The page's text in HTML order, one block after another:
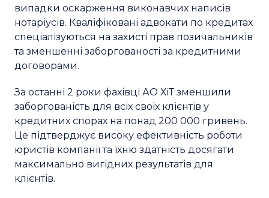
випадки оскарження виконавчих написів
нотаріусів. Кваліфіковані адвокати по кредитах
спеціалізуються на захисті прав позичальників
та зменшенні заборгованості за кредитними
договорами.
За останні 2 роки фахівці АО ХіТ зменшили
заборгованість для всіх своїх клієнтів у
кредитних спорах на понад 200 000 гривень.
Це підтверджує високу ефективність роботи
юристів компанії та їхню здатність досягати
максимально вигідних результатів для
клієнтів.